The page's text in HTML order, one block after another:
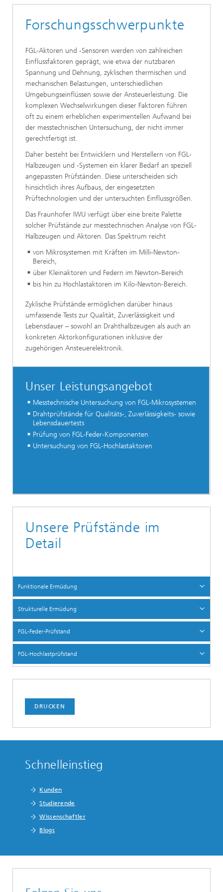
Forschungsschwerpunkte
FGL-Aktoren und -Sensoren werden von zahlreichen
Einflussfaktoren geprägt, wie etwa der nutzbaren
Spannung und Dehnung, zyklischen thermischen und
mechanischen Belastungen, unterschiedlichen
Umgebungseinflüssen sowie der Ansteuerleistung. Die
komplexen Wechselwirkungen dieser Faktoren führen
oft zu einem erheblichen experimentellen Aufwand bei
der messtechnischen Untersuchung, der nicht immer
gerechtfertigt ist.
Daher besteht bei Entwicklern und Herstellern von FGL-
Halbzeugen und -Systemen ein klarer Bedarf an speziell
angepassten Prüfständen. Diese unterscheiden sich
hinsichtlich ihres Aufbaus, der eingesetzten
Prüftechnologien und der untersuchten Einflussgrößen.
Das Fraunhofer IWU verfügt über eine breite Palette
solcher Prüfstände zur messtechnischen Analyse von FGL-
Halbzeugen und Aktoren. Das Spektrum reicht
von Mikrosystemen mit Kräften im Milli-Newton-
Bereich,
über Kleinaktoren und Federn im Newton-Bereich
bis hin zu Hochlastaktoren im Kilo-Newton-Bereich.
Zyklische Prüfstände ermöglichen darüber hinaus
umfassende Tests zur Qualität, Zuverlässigkeit und
Lebensdauer – sowohl an Drahthalbzeugen als auch an
konkreten Aktorkonfigurationen inklusive der
zugehörigen Ansteuerelektronik.
Unser Leistungsangebot
Messtechnische Untersuchung von FGL-Mikrosystemen
Drahtprüfstände für Qualitäts-, Zuverlässigkeits- sowie
Lebensdauertests
Prüfung von FGL-Feder-Komponenten
Untersuchung von FGL-Hochlastaktoren
Unsere Prüfstände im
Detail
Funktionale Ermüdung
Strukturelle Ermüdung
FGL-Feder-Prüfstand
FGL-Hochlastprüfstand
DRUCKEN
Schnelleinstieg
Kunden
Studierende
Wissenschaftler
Blogs